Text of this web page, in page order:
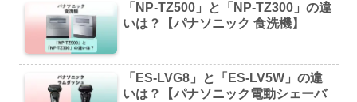
「NP-TZ500」と「NP-TZ300」の違
いは？【パナソニック 食洗機】
「ES-LVG8」と「ES-LV5W」の違
いは？【パナソニック電動シェーバ